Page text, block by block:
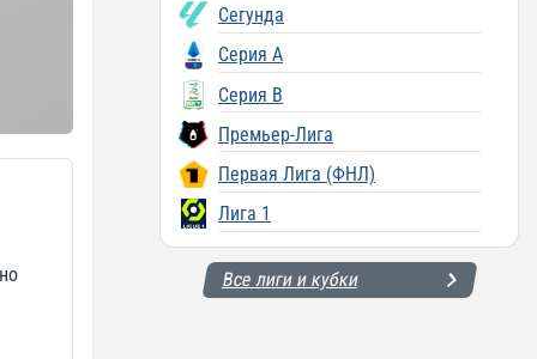
Сегунда
Серия A
Серия B
Премьер-Лига
Первая Лига (ФНЛ)
Лига 1
Все лиги и кубки